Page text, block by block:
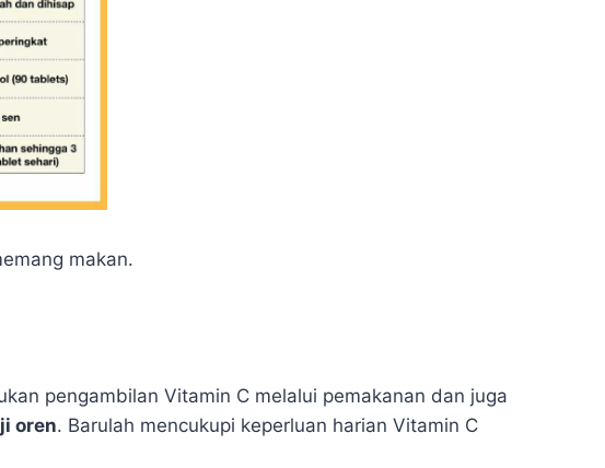
makan.
pengambilan Vitamin C melalui pemakanan dan juga
oren. Barulah mencukupi keperluan harian Vitamin C